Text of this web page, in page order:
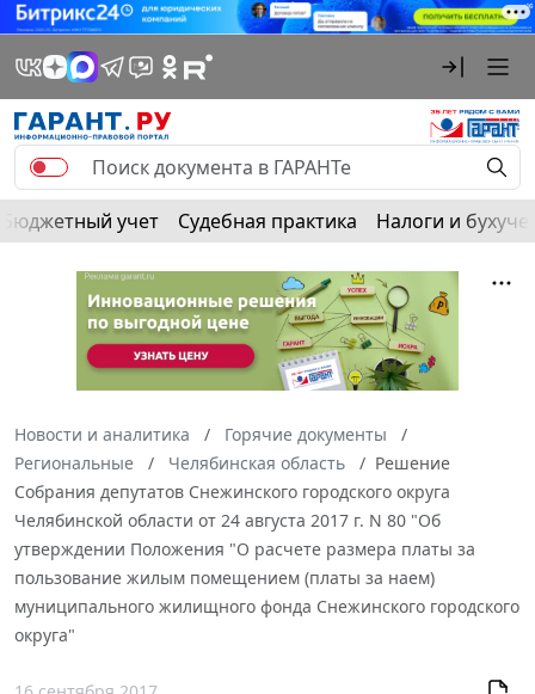
Бюджетный учет Судебная практика Налоги и
Новости и аналитика
Горячие документы
Региональные
Челябинская область
Решение
Собрания депутатов Снежинского городского округа
Челябинской области от 24 августа 2017 г. N 80 "Об
утверждении Положения "О расчете размера платы за
пользование жилым помещением (платы за наем)
муниципального жилищного фонда Снежинского городского
округа"